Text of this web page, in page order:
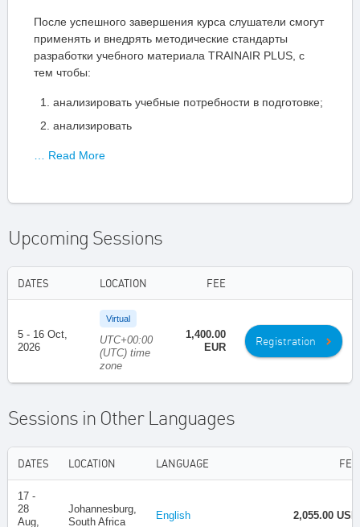
После успешного завершения курса слушатели смогут
применять и внедрять методические стандарты
разработки учебного материала TRAINAIR PLUS, с
тем чтобы:
анализировать учебные потребности в подготовке;
анализировать
… Read More
Upcoming Sessions
DATES LOCATION FEE
5 - 16 Oct,
2026
Virtual
UTC+00:00
(UTC) time
zone
1,400.00
EUR
Registration
Sessions in Other Languages
DATES LOCATION LANGUAGE FEE
17 -
28
Aug,
Johannesburg,
South Africa
English 2,055.00 USD